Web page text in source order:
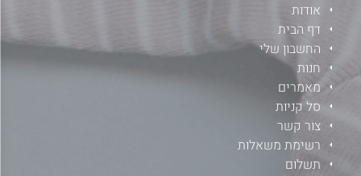
אודות
דף הבית
החשבון שלי
חנות
מאמרים
סל קניות
צור קשר
רשימת משאלות
תשלום